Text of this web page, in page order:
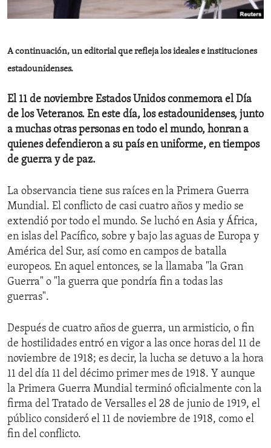
ENVIRONMENT AND HEALTH
A continuación, un editorial que refleja los ideales e instituciones
estadounidenses.
El 11 de noviembre Estados Unidos conmemora el Día
de los Veteranos. En este día, los estadounidenses, junto
a muchas otras personas en todo el mundo, honran a
quienes defendieron a su país en uniforme, en tiempos
de guerra y de paz.
La observancia tiene sus raíces en la Primera Guerra
Mundial. El conflicto de casi cuatro años y medio se
extendió por todo el mundo. Se luchó en Asia y África,
en islas del Pacífico, sobre y bajo las aguas de Europa y
América del Sur, así como en campos de batalla
europeos. En aquel entonces, se la llamaba "la Gran
Guerra" o "la guerra que pondría fin a todas las
guerras".
Después de cuatro años de guerra, un armisticio, o fin
de hostilidades entró en vigor a las once horas del 11 de
noviembre de 1918; es decir, la lucha se detuvo a la hora
11 del día 11 del décimo primer mes de 1918. Y aunque
la Primera Guerra Mundial terminó oficialmente con la
firma del Tratado de Versalles el 28 de junio de 1919, el
público consideró el 11 de noviembre de 1918, como el
fin del conflicto.